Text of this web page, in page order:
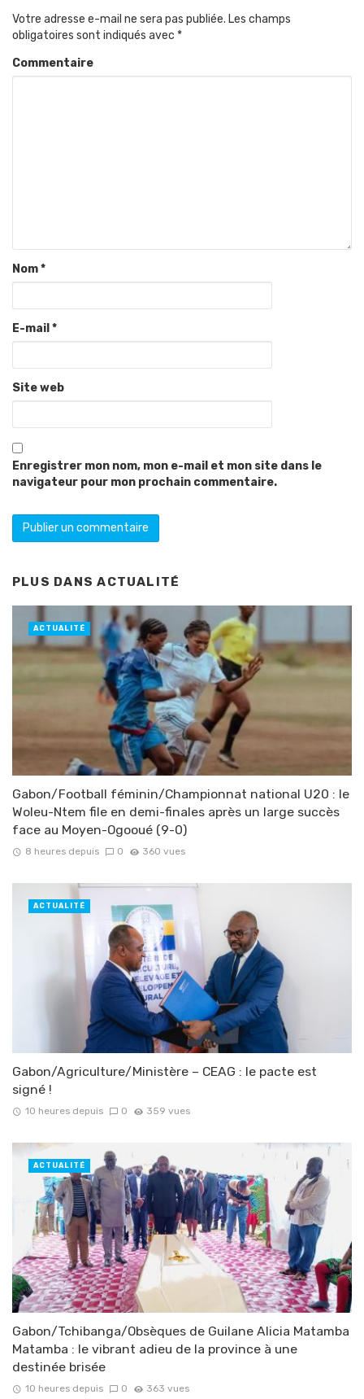
Votre adresse e-mail ne sera pas publiée. Les champs
obligatoires sont indiqués avec *
Commentaire
Nom*
E-mail *
Site web
Enregistrer mon nom, mon e-mail et mon site dans le
navigateur pour mon prochain commentaire.
PLUS DANSACTUALITÉ
Gabon/Football féminin/Championnat national U20 : le
Woleu-Ntem file en demi-finales après un large succès
face au Moyen-Ogooué (9-0)
8 heures depuis 0 360 vues
ACTUALITÉ
Gabon/Agriculture/Ministère – CEAG : le pacte est
signé !
10 heures depuis 0 359 vues
ACTUALITÉ
Gabon/Tchibanga/Obsèques de Guilane Alicia Matamba
Matamba : le vibrant adieu de la province à une
destinée brisée
10 heures depuis 0 363 vues
ACTUALITÉ